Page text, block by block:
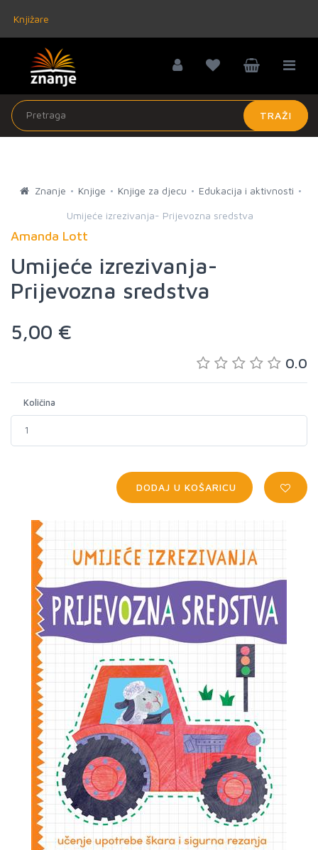
Knjižare
TRAŽI
Znanje Knjige Knjige za djecu Edukacija i aktivnosti
Umijeće izrezivanja- Prijevozna sredstva
Amanda Lott
Umijeće izrezivanja-
Prijevozna sredstva
5,00 €
0.0
Količina
DODAJ U KOŠARICU